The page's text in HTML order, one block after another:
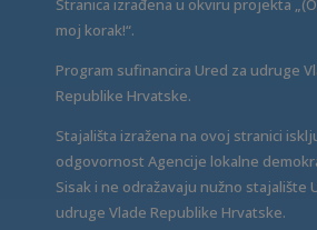
moj korak!“.
Program sufinancira Ured za udruge
Republike Hrvatske.
Stajališta izražena na ovoj stranici
odgovornost Agencije lokalne
Sisak i ne odražavaju nužno stajalište
udruge Vlade Republike Hrvatske.